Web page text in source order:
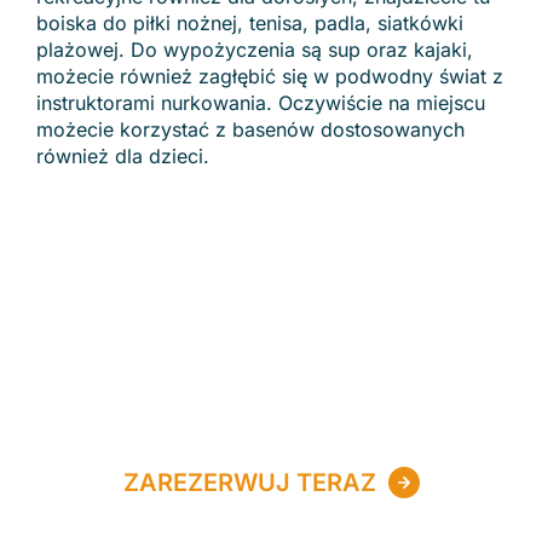
boiska do piłki nożnej, tenisa, padla, siatkówki
plażowej. Do wypożyczenia są sup oraz kajaki,
możecie również zagłębić się w podwodny świat z
instruktorami nurkowania. Oczywiście na miejscu
możecie korzystać z basenów dostosowanych
również dla dzieci.
ZAREZERWUJ TERAZ